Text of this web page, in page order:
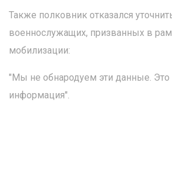
Также полковник отказался
военнослужащих, призванных в
мобилизации:
"Мы не обнародуем эти данные. Это
информация".